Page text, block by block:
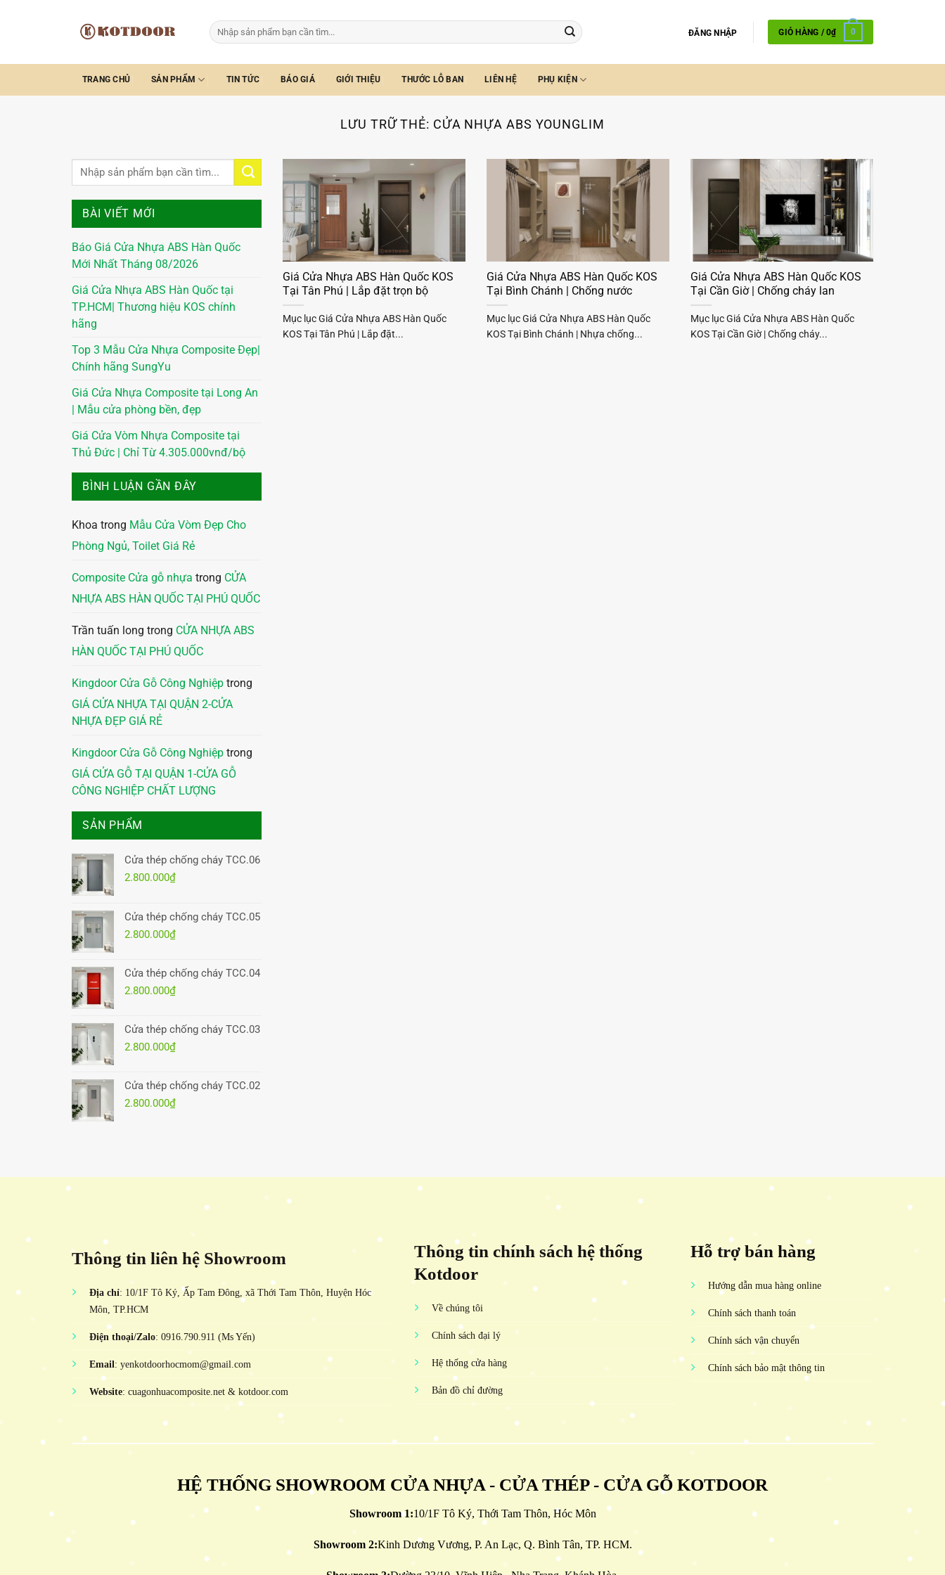
Tìm
kiếm:
ĐĂNG NHẬP GIỎ HÀNG /0₫ 0
TRANG CHỦ SẢN PHẨM TIN TỨC BÁO GIÁ GIỚI THIỆU THƯỚC LỖ BAN LIÊN HỆ PHỤ KIỆN
LƯU TRỮ THẺ: CỬA NHỰA ABS YOUNGLIM
BÀI VIẾT MỚI
Báo Giá Cửa Nhựa ABS Hàn Quốc
Mới Nhất Tháng 08/2026
Giá Cửa Nhựa ABS Hàn Quốc tại
TP.HCM| Thương hiệu KOS chính
hãng
Top 3 Mẫu Cửa Nhựa Composite Đẹp|
Chính hãng SungYu
Giá Cửa Nhựa Composite tại Long An
| Mẫu cửa phòng bền, đẹp
Giá Cửa Vòm Nhựa Composite tại
Thủ Đức | Chỉ Từ 4.305.000vnđ/bộ
BÌNH LUẬN GẦN ĐÂY
Khoa trong Mẫu Cửa Vòm Đẹp Cho
Phòng Ngủ, Toilet Giá Rẻ
Composite Cửa gỗ nhựa trong CỬA
NHỰA ABS HÀN QUỐC TẠI PHÚ QUỐC
Trần tuấn long trong CỬA NHỰA ABS
HÀN QUỐC TẠI PHÚ QUỐC
Kingdoor Cửa Gỗ Công Nghiệp trong
GIÁ CỬA NHỰA TẠI QUẬN 2-CỬA
NHỰA ĐẸP GIÁ RẺ
Kingdoor Cửa Gỗ Công Nghiệp trong
GIÁ CỬA GỖ TẠI QUẬN 1-CỬA GỖ
CÔNG NGHIỆP CHẤT LƯỢNG
SẢN PHẨM
Cửa thép chống cháy TCC.06
2.800.000₫
Cửa thép chống cháy TCC.05
2.800.000₫
Cửa thép chống cháy TCC.04
2.800.000₫
Cửa thép chống cháy TCC.03
2.800.000₫
Cửa thép chống cháy TCC.02
2.800.000₫
Giá Cửa Nhựa ABS Hàn Quốc KOS
Tại Tân Phú | Lắp đặt trọn bộ
Mục lục Giá Cửa Nhựa ABS Hàn Quốc
KOS Tại Tân Phú | Lắp đặt...
Giá Cửa Nhựa ABS Hàn Quốc KOS
Tại Bình Chánh | Chống nước
Mục lục Giá Cửa Nhựa ABS Hàn Quốc
KOS Tại Bình Chánh | Nhựa chống...
Giá Cửa Nhựa ABS Hàn Quốc KOS
Tại Cần Giờ | Chống cháy lan
Mục lục Giá Cửa Nhựa ABS Hàn Quốc
KOS Tại Cần Giờ | Chống cháy...
Thông tin liên hệ Showroom
Địa chỉ: 10/1F Tô Ký, Ấp Tam Đông, xã Thới Tam Thôn, Huyện Hóc
Môn, TP.HCM
Điện thoại/Zalo: 0916.790.911 (Ms Yến)
Email: yenkotdoorhocmom@gmail.com
Website: cuagonhuacomposite.net & kotdoor.com
Thông tin chính sách hệ thống
Kotdoor
Về chúng tôi
Chính sách đại lý
Hệ thống cửa hàng
Bản đồ chỉ đường
Hỗ trợ bán hàng
Hướng dẫn mua hàng online
Chính sách thanh toán
Chính sách vận chuyển
Chính sách bảo mật thông tin
HỆ THỐNG SHOWROOM CỬA NHỰA - CỬA THÉP - CỬA GỖ KOTDOOR
Showroom 1:10/1F Tô Ký, Thới Tam Thôn, Hóc Môn
Showroom 2:Kinh Dương Vương, P. An Lạc, Q. Bình Tân, TP. HCM.